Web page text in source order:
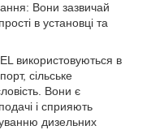
Вони зазвичай
в установці та
використовуються в
сільське
Вони є
і сприяють
дизельних